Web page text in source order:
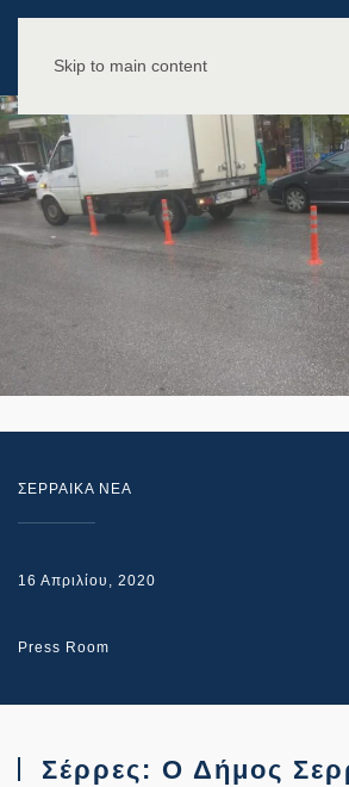
Skip to main content
ΣΕΡΡΑΙΚΑ ΝΕΑ
16 Απριλίου, 2020
Press Room
Σέρρες: Ο Δήμος